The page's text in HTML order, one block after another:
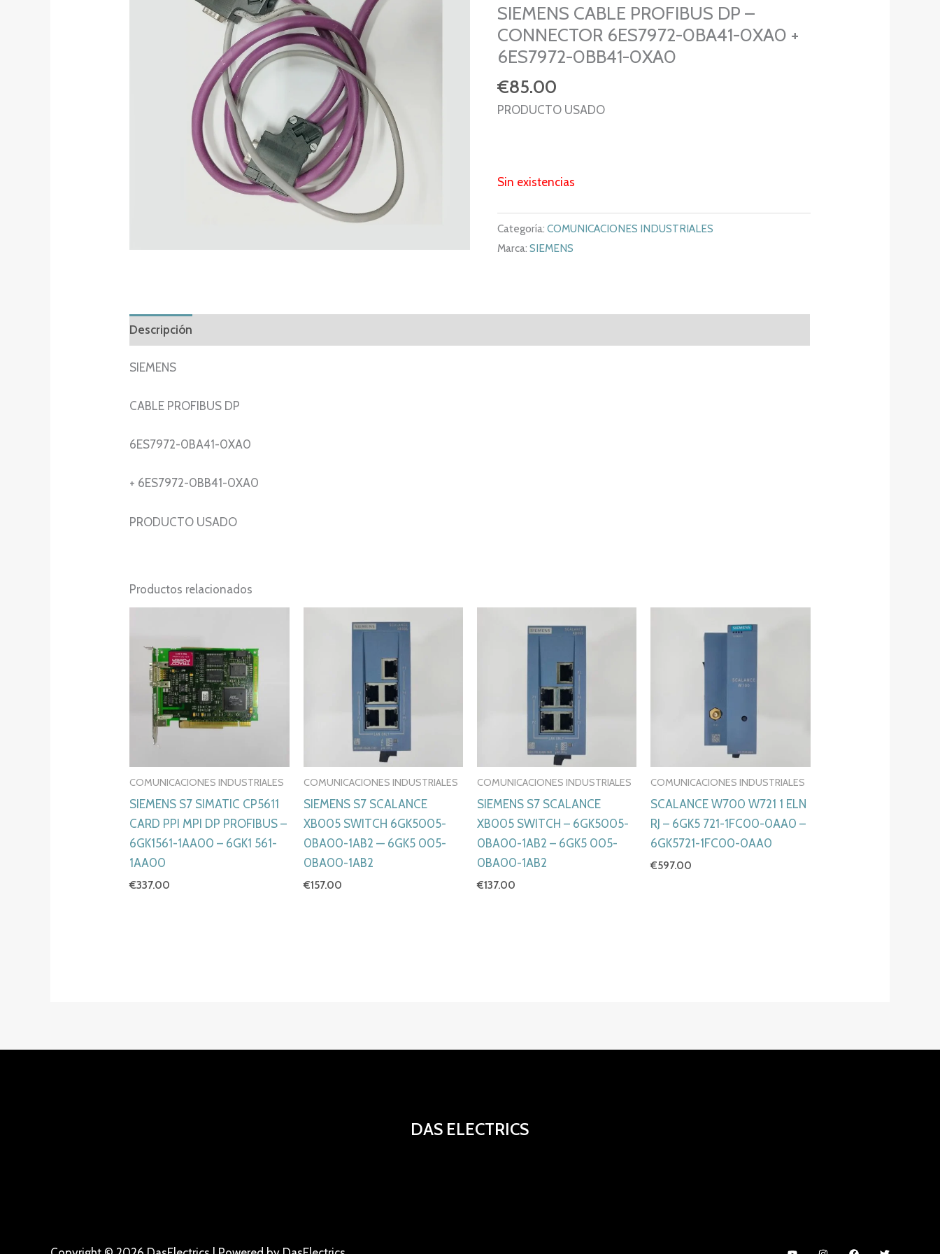
SIEMENS CABLE PROFIBUS DP –
CONNECTOR 6ES7972-0BA41-0XA0 +
6ES7972-0BB41-0XA0
€85.00
PRODUCTO USADO
Sin existencias
Categoría: COMUNICACIONES INDUSTRIALES
Marca: SIEMENS
Descripción
SIEMENS
CABLE PROFIBUS DP
6ES7972-0BA41-0XA0
+ 6ES7972-0BB41-0XA0
PRODUCTO USADO
Productos relacionados
COMUNICACIONES INDUSTRIALES
SIEMENS S7 SIMATIC CP5611
CARD PPI MPI DP PROFIBUS –
6GK1561-1AA00 – 6GK1 561-
1AA00
€337.00
COMUNICACIONES INDUSTRIALES
SIEMENS S7 SCALANCE
XB005 SWITCH 6GK5005-
0BA00-1AB2 — 6GK5 005-
0BA00-1AB2
€157.00
COMUNICACIONES INDUSTRIALES
SIEMENS S7 SCALANCE
XB005 SWITCH – 6GK5005-
0BA00-1AB2 – 6GK5 005-
0BA00-1AB2
€137.00
COMUNICACIONES INDUSTRIALES
SCALANCE W700 W721 1 ELN
RJ – 6GK5 721-1FC00-0AA0 –
6GK5721-1FC00-0AA0
€597.00
DAS ELECTRICS